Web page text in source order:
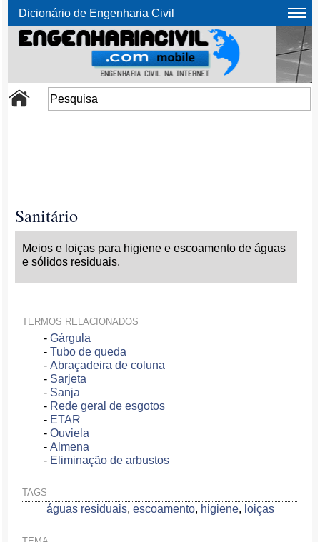
Dicionário de Engenharia Civil
Sanitário
Meios e loiças para higiene e escoamento de águas
e sólidos residuais.
TERMOS RELACIONADOS
-Gárgula
-Tubo de queda
-Abraçadeira de coluna
- Sarjeta
- Sanja
- Rede geral de esgotos
- ETAR
-Ouviela
-Almena
- Eliminação de arbustos
TAGS
águas residuais,escoamento, higiene, loiças